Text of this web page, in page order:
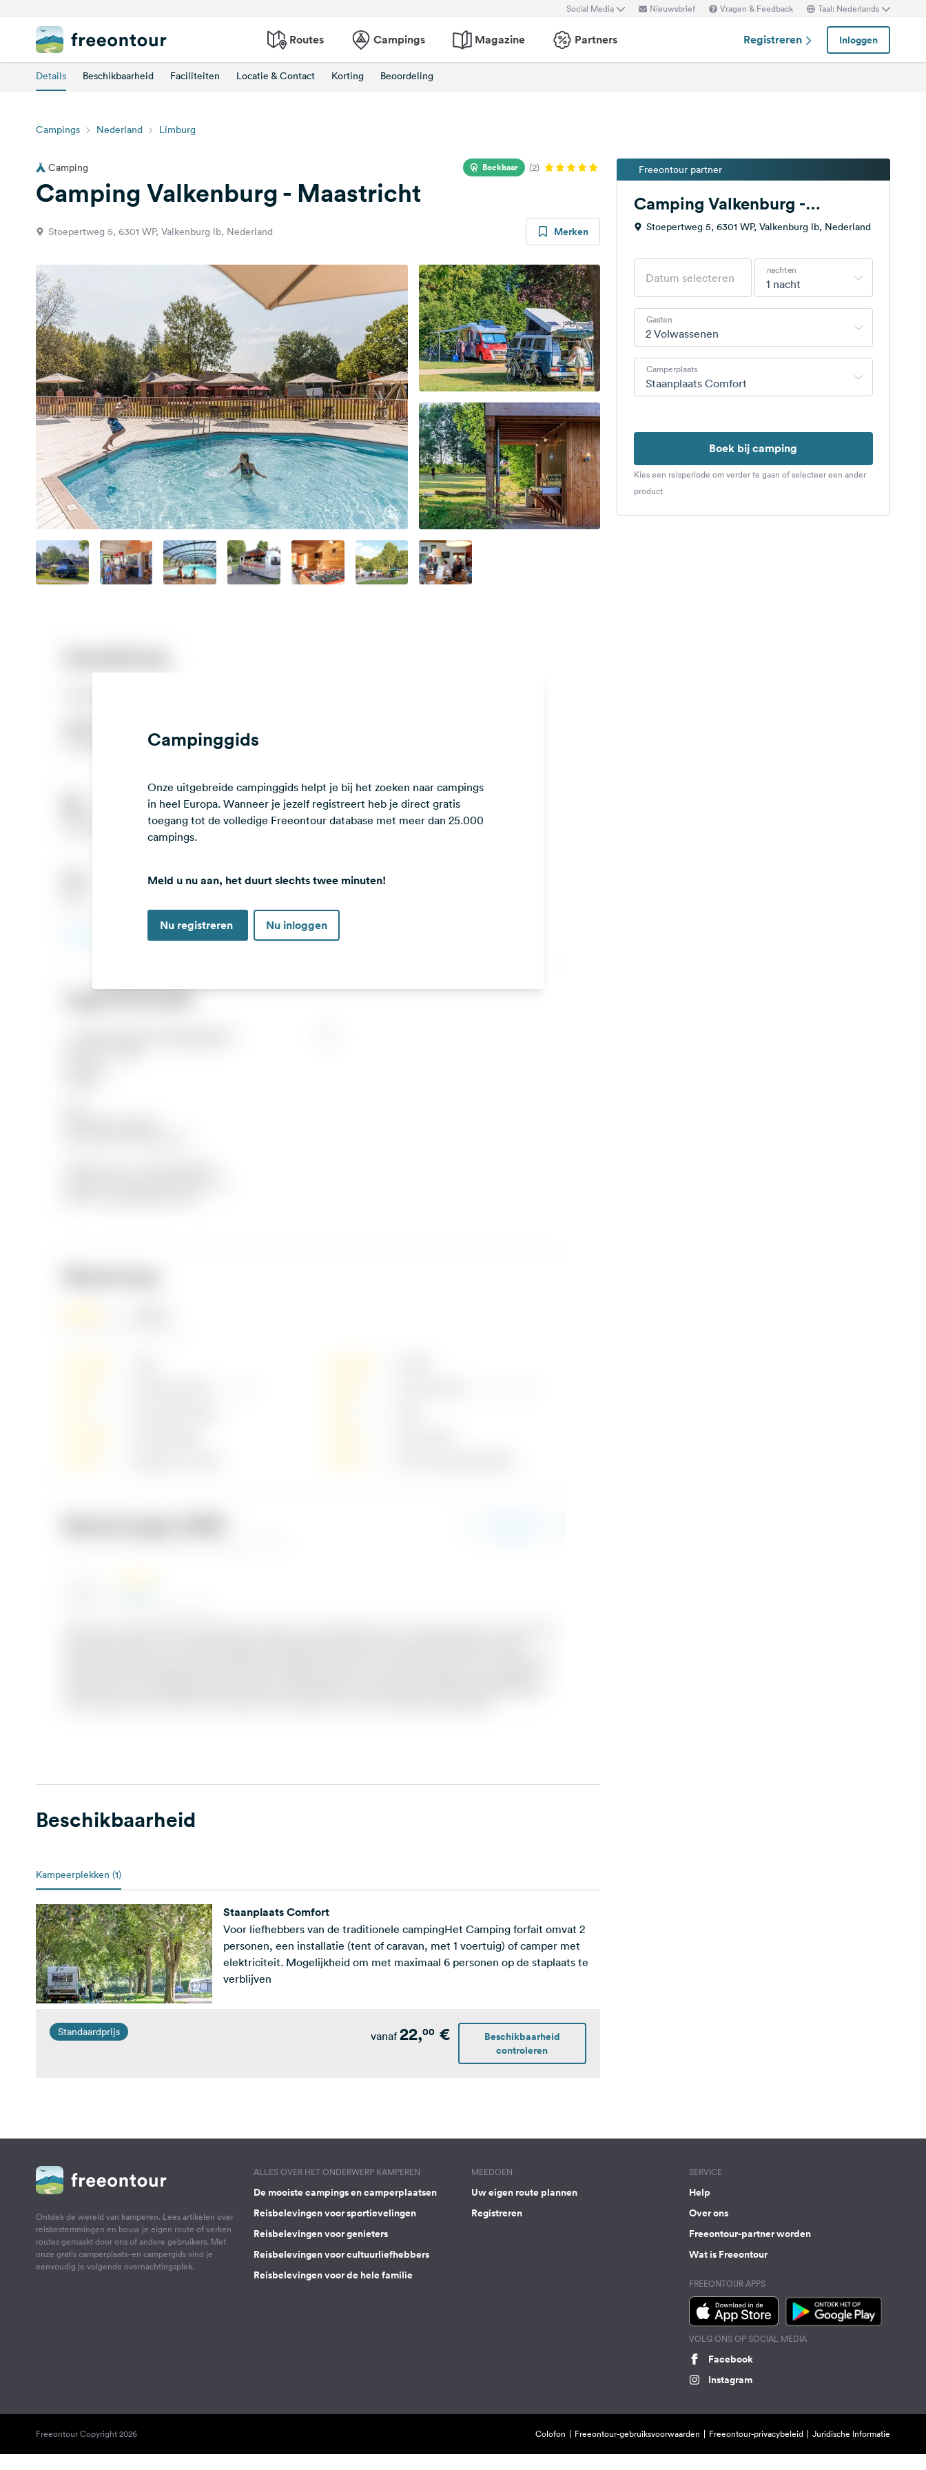
Social Media Nieuwsbrief Vragen & Feedback Taal: Nederlands
Routes Campings Magazine Partners Registreren Inloggen
Details Beschikbaarheid Faciliteiten Locatie & Contact Korting Beoordeling
Campings Nederland Limburg
Camping Boekbaar (2)
Camping Valkenburg - Maastricht
Stoepertweg 5, 6301 WP, Valkenburg lb, Nederland Merken
Campinggids
Onze uitgebreide campinggids helpt je bij het zoeken naar campings
in heel Europa. Wanneer je jezelf registreert heb je direct gratis
toegang tot de volledige Freeontour database met meer dan 25.000
campings.
Meld u nu aan, het duurt slechts twee minuten!
Nu registreren Nu inloggen
Beschikbaarheid
Kampeerplekken (1)
Staanplaats Comfort
Voor liefhebbers van de traditionele campingHet Camping forfait omvat 2
personen, een installatie (tent of caravan, met 1 voertuig) of camper met
elektriciteit. Mogelijkheid om met maximaal 6 personen op de staplaats te
verblijven
Standaardprijs vanaf 22,00€
Beschikbaarheid
controleren
Freeontour partner
Camping Valkenburg -
Maastricht
Stoepertweg 5, 6301 WP, Valkenburg lb, Nederland
1 nacht
nachten
2 Volwassenen
Gasten
Staanplaats Comfort
Camperplaats
Boek bij camping
Kies een reisperiode om verder te gaan of selecteer een ander
product
Ontdek de wereld van kamperen. Lees artikelen over
reisbestemmingen en bouw je eigen route of verken
routes gemaakt door ons of andere gebruikers. Met
onze gratis camperplaats- en campergids vind je
eenvoudig je volgende overnachtingsplek.
ALLES OVER HET ONDERWERP KAMPEREN
De mooiste campings en camperplaatsen
Reisbelevingen voor sportievelingen
Reisbelevingen voor genieters
Reisbelevingen voor cultuurliefhebbers
Reisbelevingen voor de hele familie
MEEDOEN
Uw eigen route plannen
Registreren
SERVICE
Help
Over ons
Freeontour-partner worden
Wat is Freeontour
FREEONTOUR APPS
VOLG ONS OP SOCIAL MEDIA
Facebook
Instagram
Freeontour Copyright 2026 Colofon Freeontour-gebruiksvoorwaarden Freeontour-privacybeleid Juridische Informatie